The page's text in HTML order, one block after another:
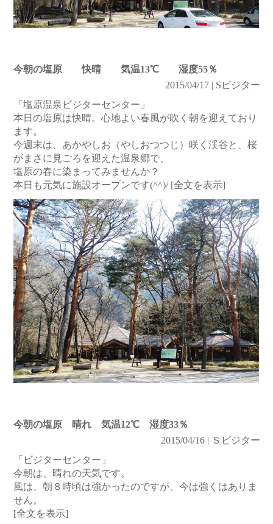
今朝の塩原 快晴 気温13℃ 湿度55％
2015/04/17 | Sビジター
「塩原温泉ビジターセンター」
本日の塩原は快晴。心地よい春風が吹く朝を迎えており
ます。
今週末は、あかやしお（やしおつつじ）咲く渓谷と、桜
がまさに見ごろを迎えた温泉郷で、
塩原の春に染まってみませんか？
本日も元気に施設オープンです(^^)/ [全文を表示]
今朝の塩原 晴れ 気温12℃ 湿度33％
2015/04/16 | Ｓビジター
「ビジターセンター」
今朝は、晴れの天気です。
風は、朝８時頃は強かったのですが、今は強くはありま
せん。
[全文を表示]